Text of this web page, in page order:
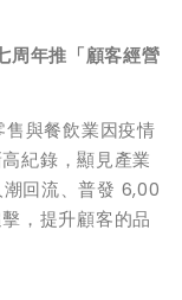
周年推「顧客經營
與餐飲業因疫情
紀錄，顯見產業
回流、普發 6,00
，提升顧客的品